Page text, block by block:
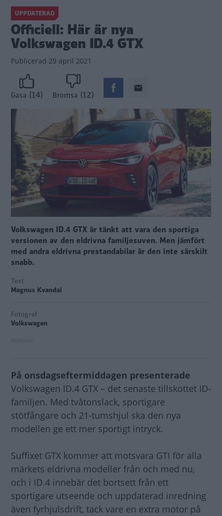
UPPDATERAD
Officiell: Här är nya
Volkswagen ID.4 GTX
Publicerad 29 april 2021
Gasa (14) Bromsa (12)
Volkswagen ID.4 GTX är tänkt att vara den sportiga
versionen av den eldrivna familjesuven. Men jämfört
med andra eldrivna prestandabilar är den inte särskilt
snabb.
Text
Magnus Kvandal
Fotograf
Volkswagen
På onsdagseftermiddagen presenterade
Volkswagen ID.4 GTX – det senaste tillskottet ID-
familjen. Med tvåtonslack, sportigare
stötfångare och 21-tumshjul ska den nya
modellen ge ett mer sportigt intryck.
Suffixet GTX kommer att motsvara GTI för alla
märkets eldrivna modeller från och med nu,
och i ID.4 innebär det bortsett från ett
sportigare utseende och uppdaterad inredning
även fyrhjulsdrift, tack vare en extra motor på